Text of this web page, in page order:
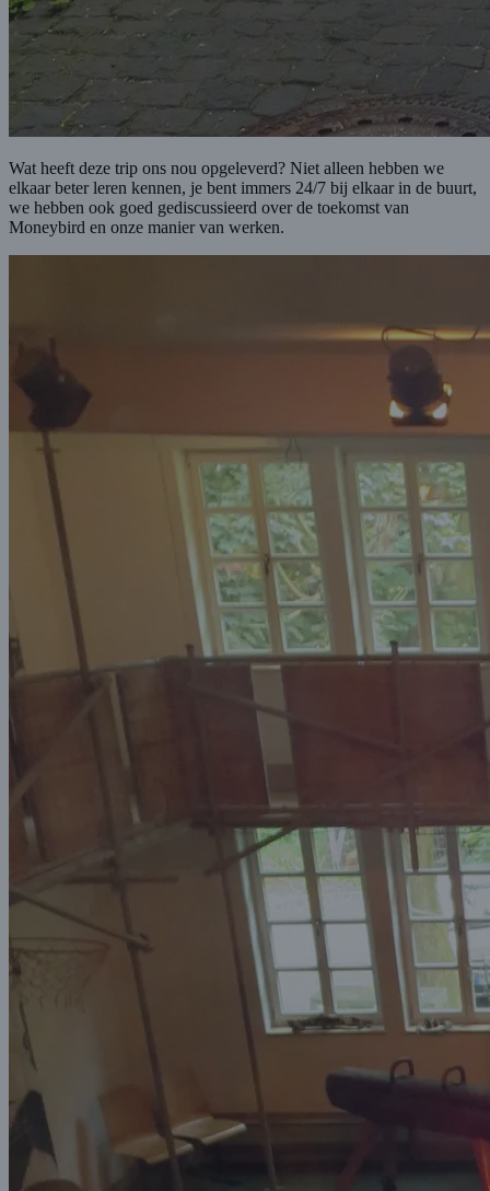
Wat heeft deze trip ons nou opgeleverd? Niet alleen hebben we
elkaar beter leren kennen, je bent immers 24/7 bij elkaar in de buurt,
we hebben ook goed gediscussieerd over de toekomst van
Moneybird en onze manier van werken.